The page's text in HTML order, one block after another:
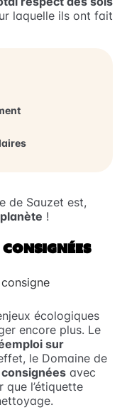
laquelle ils ont fait
de Sauzet est,
!
écologiques
encore plus. Le
sur
le Domaine de
avec
que l’étiquette